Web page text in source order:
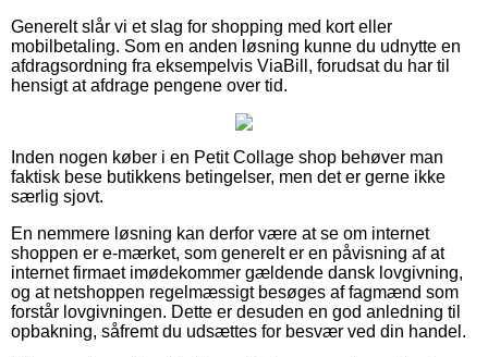
Generelt slår vi et slag for shopping med kort eller
mobilbetaling. Som en anden løsning kunne du udnytte en
afdragsordning fra eksempelvis ViaBill, forudsat du har til
hensigt at afdrage pengene over tid.
Inden nogen køber i en Petit Collage shop behøver man
faktisk bese butikkens betingelser, men det er gerne ikke
særlig sjovt.
En nemmere løsning kan derfor være at se om internet
shoppen er e-mærket, som generelt er en påvisning af at
internet firmaet imødekommer gældende dansk lovgivning,
og at netshoppen regelmæssigt besøges af fagmænd som
forstår lovgivningen. Dette er desuden en god anledning til
opbakning, såfremt du udsættes for besvær ved din handel.